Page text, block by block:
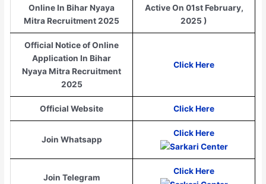
Online In Bihar Nyaya
Mitra Recruitment 2025
Active On 01st February,
2025 )
Official Notice of Online
Application In Bihar
Nyaya Mitra Recruitment
2025
Click Here
Official Website Click Here
Join Whatsapp
Click Here
Join Telegram
Click Here